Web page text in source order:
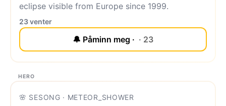
eclipse visible from Europe since 1999.
23 venter
🔔 Påminn meg · · 23
HERO
🌸 SESONG · METEOR_SHOWER